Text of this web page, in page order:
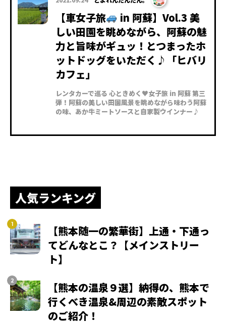
【車女子旅
in 阿蘇】Vol.3 美
しい田園を眺めながら、阿蘇の魅
力と旨味がギュッ！とつまったホ
ットドッグをいただく♪「ヒバリ
カフェ」
レンタカーで巡る 心ときめく♥女子旅 in 阿蘇 第三
弾！阿蘇の美しい田園風景を眺めながら味わう阿蘇
の味、あか牛ミートソースと自家製ウインナー♪
人気ランキング
【熊本随一の繁華街】上通・下通っ
てどんなとこ？【メインストリー
ト】
【熊本の温泉９選】納得の、熊本で
行くべき温泉&周辺の素敵スポット
のご紹介！